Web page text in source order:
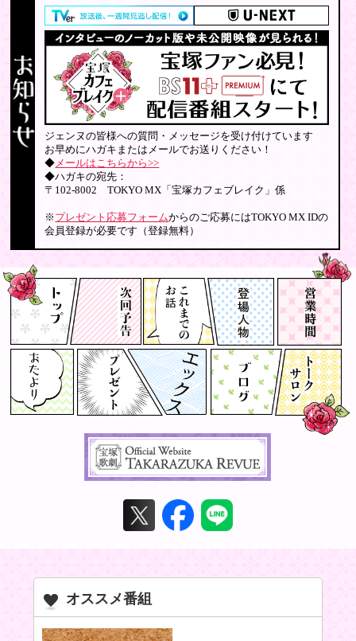
ジェンヌの皆様への質問・メッセージを受け付けています
お早めにハガキまたはメールでお送りください！
◆メールはこちらから>>
◆ハガキの宛先：
〒102-8002 TOKYO MX「宝塚カフェブレイク」係
※ プレゼント応募フォームからのご応募にはTOKYO MX IDの
会員登録が必要です（登録無料）
オススメ番組